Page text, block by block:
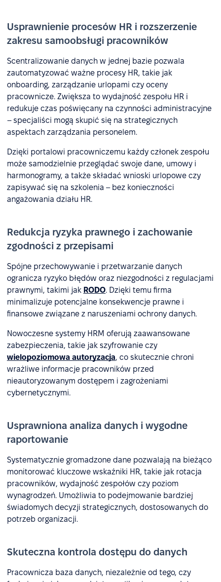
Usprawnienie procesów HR i rozszerzenie
zakresu samoobsługi pracowników
Scentralizowanie danych w jednej bazie pozwala
zautomatyzować ważne procesy HR, takie jak
onboarding, zarządzanie urlopami czy oceny
pracownicze. Zwiększa to wydajność zespołu HR i
redukuje czas poświęcany na czynności administracyjne
– specjaliści mogą skupić się na strategicznych
aspektach zarządzania personelem.
Dzięki portalowi pracowniczemu każdy członek zespołu
może samodzielnie przeglądać swoje dane, umowy i
harmonogramy, a także składać wnioski urlopowe czy
zapisywać się na szkolenia – bez konieczności
angażowania działu HR.
Redukcja ryzyka prawnego i zachowanie
zgodności z przepisami
Spójne przechowywanie i przetwarzanie danych
ogranicza ryzyko błędów oraz niezgodności z regulacjami
prawnymi, takimi jak RODO. Dzięki temu firma
minimalizuje potencjalne konsekwencje prawne i
finansowe związane z naruszeniami ochrony danych.
Nowoczesne systemy HRM oferują zaawansowane
zabezpieczenia, takie jak szyfrowanie czy
wielopoziomowa autoryzacja, co skutecznie chroni
wrażliwe informacje pracowników przed
nieautoryzowanym dostępem i zagrożeniami
cybernetycznymi.
Usprawniona analiza danych i wygodne
raportowanie
Systematycznie gromadzone dane pozwalają na bieżąco
monitorować kluczowe wskaźniki HR, takie jak rotacja
pracowników, wydajność zespołów czy poziom
wynagrodzeń. Umożliwia to podejmowanie bardziej
świadomych decyzji strategicznych, dostosowanych do
potrzeb organizacji.
Skuteczna kontrola dostępu do danych
Pracownicza baza danych, niezależnie od tego, czy